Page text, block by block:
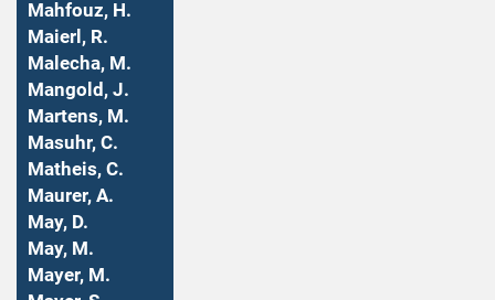
Mahfouz, H.
Maierl, R.
Malecha, M.
Mangold, J.
Martens, M.
Masuhr, C.
Matheis, C.
Maurer, A.
May, D.
May, M.
Mayer, M.